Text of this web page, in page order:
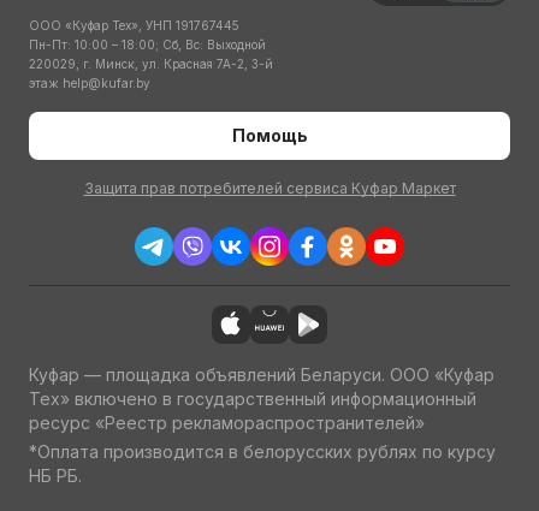
ООО «Куфар Тех», УНП 191767445
Пн-Пт: 10:00 – 18:00; Сб, Вс: Выходной
220029, г. Минск, ул. Красная 7А-2, 3-й
этаж help@kufar.by
Помощь
Защита прав потребителей сервиса Куфар Маркет
Куфар — площадка объявлений Беларуси. ООО «Куфар
Тех» включено в государственный информационный
ресурс «Реестр рекламораспространителей»
*Оплата производится в белорусских рублях по курсу
НБ РБ.